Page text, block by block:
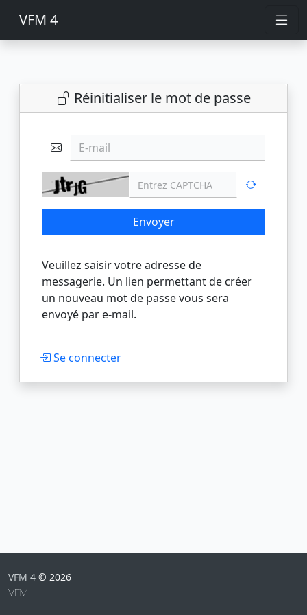
VFM 4
Réinitialiser le mot de passe
E-mail
Envoyer
Veuillez saisir votre adresse de
messagerie. Un lien permettant de créer
un nouveau mot de passe vous sera
envoyé par e-mail.
Se connecter
VFM 4 © 2026